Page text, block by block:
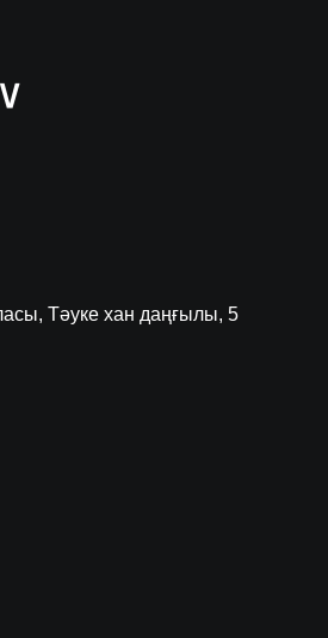
Тәуке хан даңғылы, 5